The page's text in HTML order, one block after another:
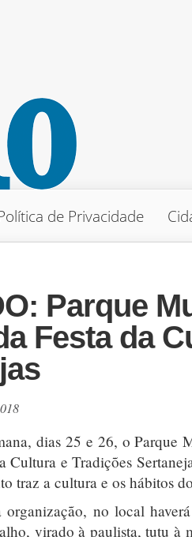
de Privacidade
Parque
Festa da
dias 25 e 26, o Parque
Cultura e Tradições
traz a cultura e os hábitos
no local
virado à paulista, tutu à